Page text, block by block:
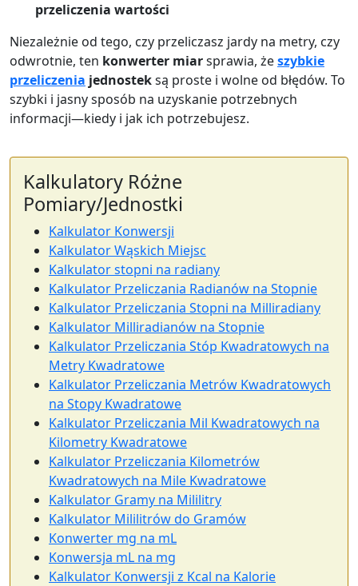
przeliczenia wartości
Niezależnie od tego, czy przeliczasz jardy na metry, czy
odwrotnie, ten konwerter miarsprawia, żeszybkie
przeliczenia jednosteksą proste i wolne od błędów. To
szybki i jasny sposób na uzyskanie potrzebnych
informacji—kiedy i jak ich potrzebujesz.
Kalkulatory Różne
Pomiary/Jednostki
Kalkulator Konwersji
Kalkulator Wąskich Miejsc
Kalkulator stopni na radiany
Kalkulator Przeliczania Radianów na Stopnie
Kalkulator Przeliczania Stopni na Milliradiany
Kalkulator Milliradianów na Stopnie
Kalkulator Przeliczania Stóp Kwadratowych na
Metry Kwadratowe
Kalkulator Przeliczania Metrów Kwadratowych
na Stopy Kwadratowe
Kalkulator Przeliczania Mil Kwadratowych na
Kilometry Kwadratowe
Kalkulator Przeliczania Kilometrów
Kwadratowych na Mile Kwadratowe
Kalkulator Gramy na Mililitry
Kalkulator Mililitrów do Gramów
Konwerter mg na mL
Konwersja mL na mg
Kalkulator Konwersji z Kcal na Kalorie